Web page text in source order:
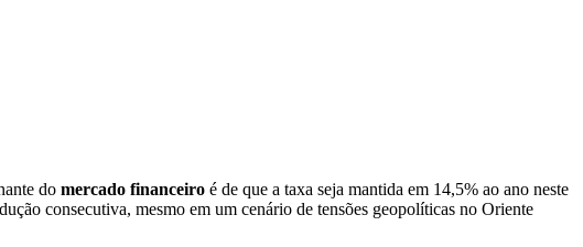
do mercado financeiro é de que a taxa seja mantida em 14,5% ao ano neste
consecutiva, mesmo em um cenário de tensões geopolíticas no Oriente